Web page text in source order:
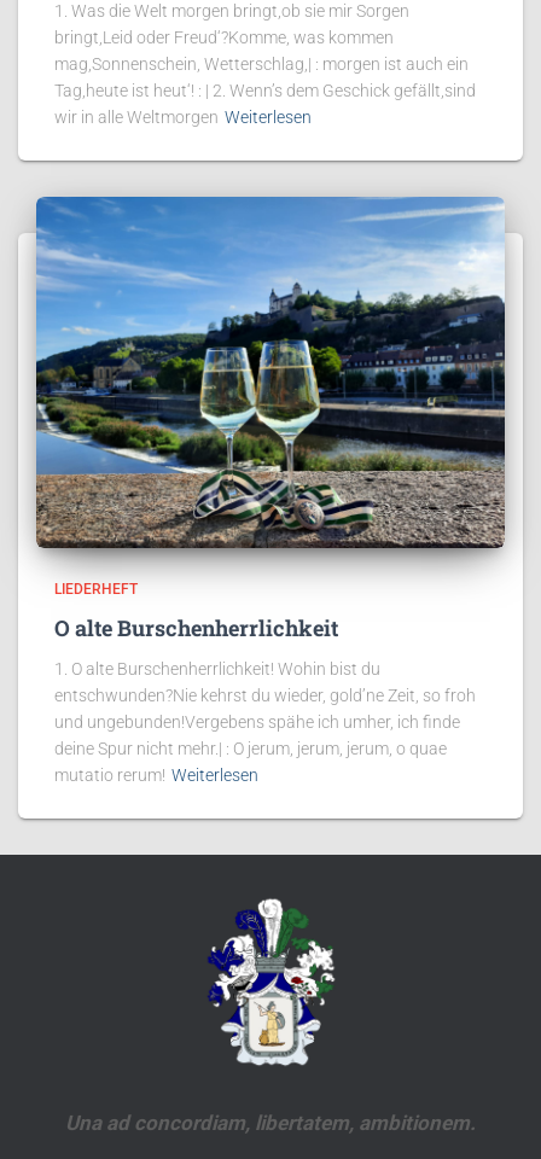
1. Was die Welt morgen bringt,ob sie mir Sorgen
bringt,Leid oder Freud‘?Komme, was kommen
mag,Sonnenschein, Wetterschlag,| : morgen ist auch ein
Tag,heute ist heut‘! : | 2. Wenn’s dem Geschick gefällt,sind
wir in alle Weltmorgen Weiterlesen
LIEDERHEFT
O alte Burschenherrlichkeit
1. O alte Burschenherrlichkeit! Wohin bist du
entschwunden?Nie kehrst du wieder, gold’ne Zeit, so froh
und ungebunden!Vergebens spähe ich umher, ich finde
deine Spur nicht mehr.| : O jerum, jerum, jerum, o quae
mutatio rerum! Weiterlesen
Una ad concordiam, libertatem, ambitionem.